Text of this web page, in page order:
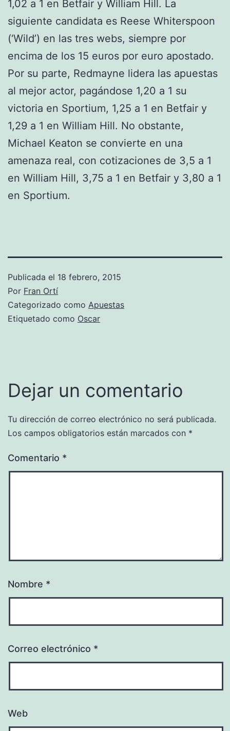
1,02 a 1 en Betfair y William Hill. La
siguiente candidata es Reese Whiterspoon
(‘Wild’) en las tres webs, siempre por
encima de los 15 euros por euro apostado.
Por su parte, Redmayne lidera las apuestas
al mejor actor, pagándose 1,20 a 1 su
victoria en Sportium, 1,25 a 1 en Betfair y
1,29 a 1 en William Hill. No obstante,
Michael Keaton se convierte en una
amenaza real, con cotizaciones de 3,5 a 1
en William Hill, 3,75 a 1 en Betfair y 3,80 a 1
en Sportium.
Publicada el 18 febrero, 2015
Por Fran Ortí
Categorizado como Apuestas
Etiquetado como Oscar
Dejar un comentario
Tu dirección de correo electrónico no será publicada.
Los campos obligatorios están marcados con *
Comentario *
Nombre *
Correo electrónico *
Web